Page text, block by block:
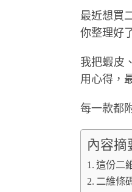
最近想買
你整理好
我把蝦皮
用心得，
每一款都
內容摘
這份二
二維條